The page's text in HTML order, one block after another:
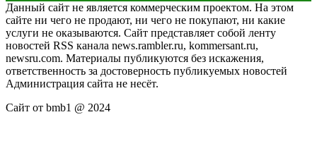
Данный сайт не является коммерческим проектом. На этом
сайте ни чего не продают, ни чего не покупают, ни какие
услуги не оказываются. Сайт представляет собой ленту
новостей RSS канала news.rambler.ru, kommersant.ru,
newsru.com. Материалы публикуются без искажения,
ответственность за достоверность публикуемых новостей
Администрация сайта не несёт.
Сайт от bmb1 @ 2024